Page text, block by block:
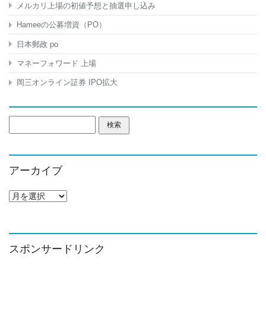
メルカリ上場の初値予想と抽選申し込み
Hameeの公募増資（PO）
日本郵政 po
マネーフォワード 上場
岡三オンライン証券 IPO拡大
索:
アーカイブ
ア
イ
ブ
スポンサードリンク